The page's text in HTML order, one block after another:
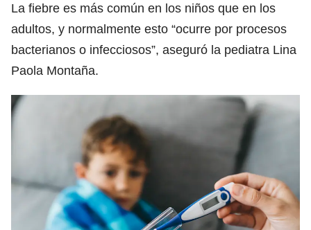
La fiebre es más común en los niños que en los
adultos, y normalmente esto “ocurre por procesos
bacterianos o infecciosos”, aseguró la pediatra Lina
Paola Montaña.